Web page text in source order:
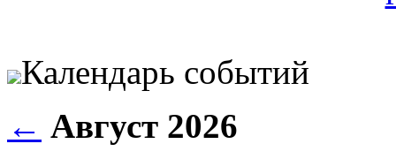
Календарь событий
← Август 2026